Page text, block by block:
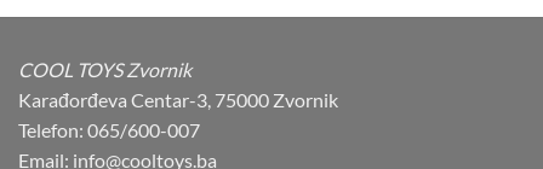
109,00 KM.99,00 KM.
COOL TOYS Zvornik
Karađorđeva Centar-3, 75000 Zvornik
Telefon: 065/600-007
Email: info@cooltoys.ba